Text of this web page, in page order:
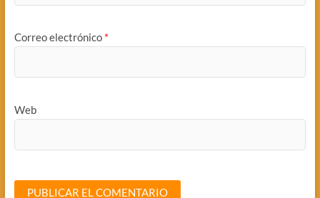
Correo electrónico *
Web